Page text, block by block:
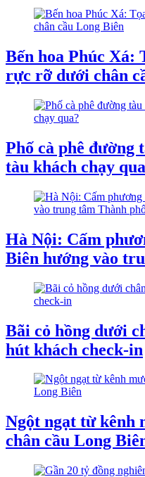
Bến hoa Phúc Xá:
rực rỡ dưới chân
Phố cà phê đường
tàu khách chạy
Hà Nội: Cấm
Biên hướng vào
Bãi cỏ hồng dưới
hút khách check-in
Ngột ngạt từ kênh
chân cầu Long